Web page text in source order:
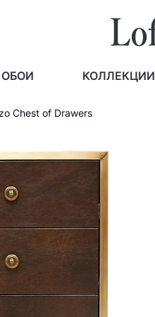
ОБОИ КОЛЛЕКЦИИ
Chest of Drawers